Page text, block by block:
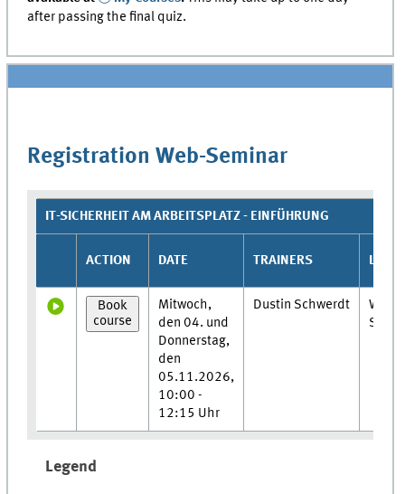
after passing the final quiz.
Registration Web-Seminar
IT-SICHERHEIT AM ARBEITSPLATZ - EINFÜHRUNG
ACTION DATE TRAINERS
Book
course
Mitwoch,
den 04. und
Donnerstag,
den
05.11.2026,
10:00 -
12:15 Uhr
Dustin Schwerdt
Web-
Legend